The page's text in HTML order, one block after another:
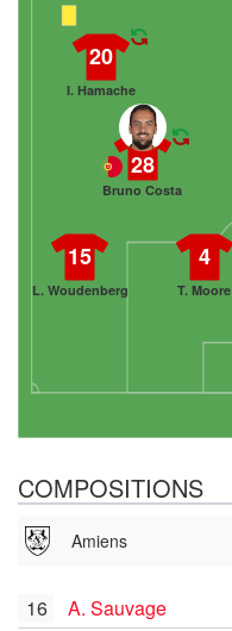
15
L. Woudenberg
4
T. Moore
28
Bruno Costa
20
I. Hamache
COMPOSITIONS
Amiens
16
A. Sauvage